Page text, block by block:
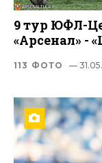
9 тур ЮФЛ-
«Арсенал» -
113 ФОТО —